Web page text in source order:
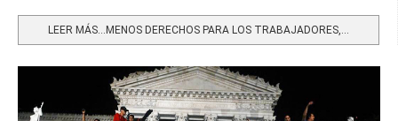
LEER MÁS…MENOS DERECHOS PARA LOS TRABAJADORES,...